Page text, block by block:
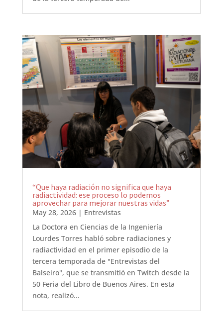
“Que haya radiación no significa que haya
radiactividad: ese proceso lo podemos
aprovechar para mejorar nuestras vidas”
May 28, 2026| Entrevistas
La Doctora en Ciencias de la Ingeniería
Lourdes Torres habló sobre radiaciones y
radiactividad en el primer episodio de la
tercera temporada de "Entrevistas del
Balseiro", que se transmitió en Twitch desde la
50 Feria del Libro de Buenos Aires. En esta
nota, realizó...